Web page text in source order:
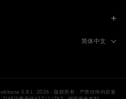
Select
简体中文
S.R.L. 2026 - 版权所有 - 严禁任何内容复